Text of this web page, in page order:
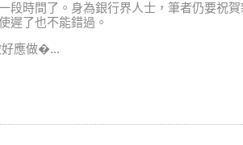
段時間了。身為銀行界人士，筆者仍要祝
遲了也不能錯過。
好應做�...